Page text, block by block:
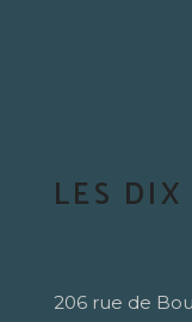
LES
206 rue de